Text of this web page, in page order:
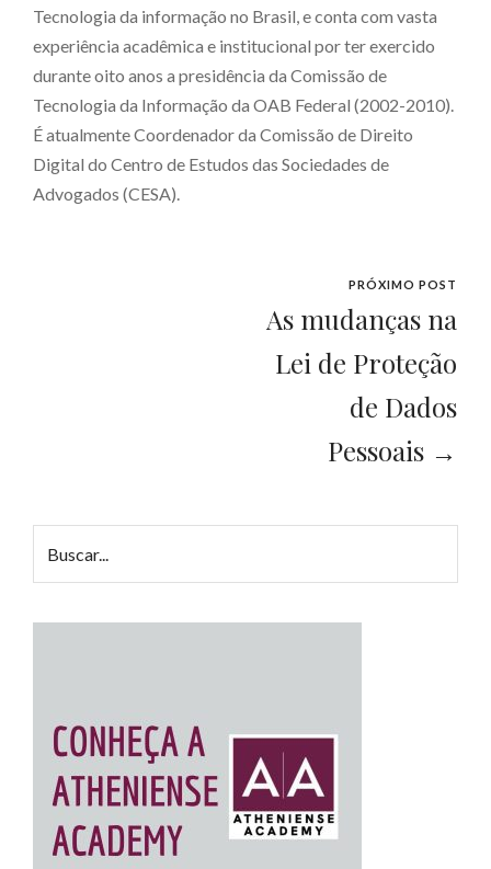
Tecnologia da informação no Brasil, e conta com vasta
experiência acadêmica e institucional por ter exercido
durante oito anos a presidência da Comissão de
Tecnologia da Informação da OAB Federal (2002-2010).
É atualmente Coordenador da Comissão de Direito
Digital do Centro de Estudos das Sociedades de
Advogados (CESA).
PRÓXIMO POST
As mudanças na
Lei de Proteção
de Dados
Pessoais →